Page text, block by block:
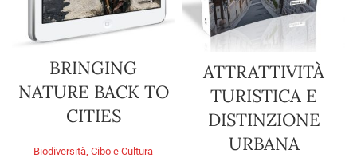
BRINGING
NATURE BACK TO
CITIES
Biodiversità, Cibo e Cultura
ATTRATTIVITÀ
TURISTICA E
DISTINZIONE
URBANA